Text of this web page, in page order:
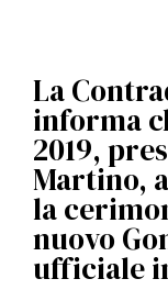
La
informa
2019,
Martino,
la
nuovo
ufficiale